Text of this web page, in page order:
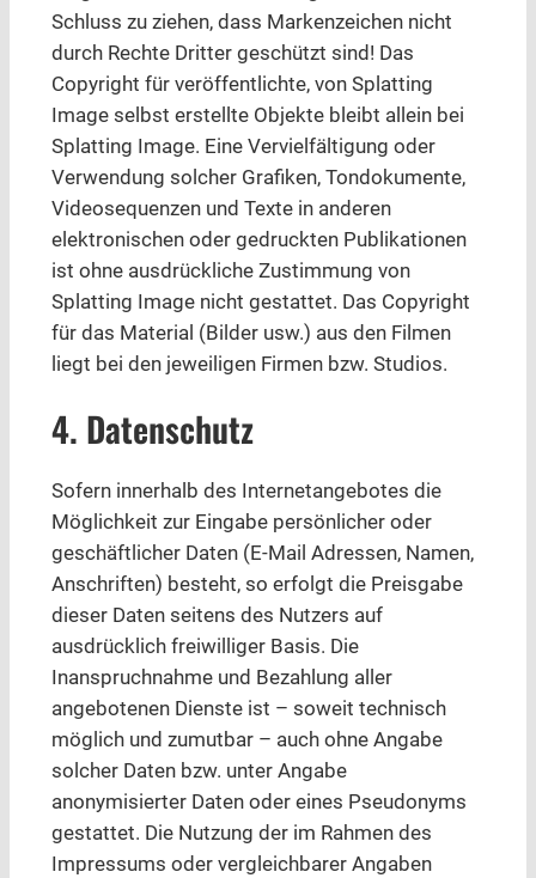
Schluss zu ziehen, dass Markenzeichen nicht
durch Rechte Dritter geschützt sind! Das
Copyright für veröffentlichte, von Splatting
Image selbst erstellte Objekte bleibt allein bei
Splatting Image. Eine Vervielfältigung oder
Verwendung solcher Grafiken, Tondokumente,
Videosequenzen und Texte in anderen
elektronischen oder gedruckten Publikationen
ist ohne ausdrückliche Zustimmung von
Splatting Image nicht gestattet. Das Copyright
für das Material (Bilder usw.) aus den Filmen
liegt bei den jeweiligen Firmen bzw. Studios.
4. Datenschutz
Sofern innerhalb des Internetangebotes die
Möglichkeit zur Eingabe persönlicher oder
geschäftlicher Daten (E-Mail Adressen, Namen,
Anschriften) besteht, so erfolgt die Preisgabe
dieser Daten seitens des Nutzers auf
ausdrücklich freiwilliger Basis. Die
Inanspruchnahme und Bezahlung aller
angebotenen Dienste ist – soweit technisch
möglich und zumutbar – auch ohne Angabe
solcher Daten bzw. unter Angabe
anonymisierter Daten oder eines Pseudonyms
gestattet. Die Nutzung der im Rahmen des
Impressums oder vergleichbarer Angaben